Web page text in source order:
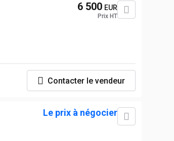
6 500 EUR
Prix HT
Contacter le vendeur
Le prix à négocier